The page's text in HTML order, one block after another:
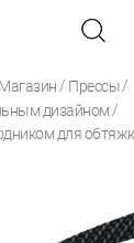
Магазин / Прессы /
дизайном /
для